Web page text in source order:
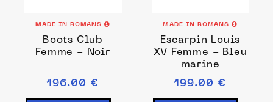
MADE IN ROMANS
Boots Club
Femme - Noir
196.00 €
MADE IN ROMANS
Escarpin Louis
XV Femme - Bleu
marine
199.00 €